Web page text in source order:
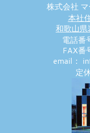
株式会社
本社
和歌山県
電話
FAX
email：
定